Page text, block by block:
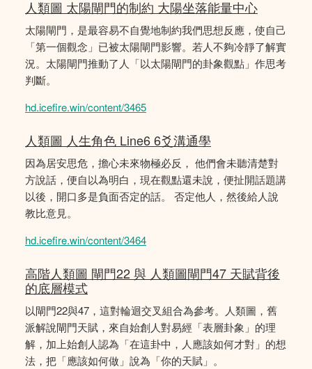
人類圖 太陽閘門的制約 大陽坐落能量中心
太陽閘門，是最容易不自覺地制約我們思想反應，使自己
「第一個觀念」已被太陽閘門影響。若人不夠冷靜了解實
況。太陽閘門推動了人「以太陽閘門的卦象觀點」作思考
判斷。
hd.icefire.win/content/3465
人類圖 人生角色 Line6 6爻溝通學
因為居安思危，擔心未來物極必反， 他們會未聽清楚對
方說話，便自以為明白，現在觀點還未說，便扯開話題講
以後，開口多是負面否定的話。 否定他人，然後給人說
教比意見。
hd.icefire.win/content/3464
高階人類圖 閘門22 與 人類圖閘門47 天賦背後
的底層模式
以閘門22與47，這對輪迴交叉組合為參考。人類圖，舊
派解說閘門天賦，來自始創人對易經「表層卦象」的理
解，加上始創人認為「在這卦中，人應該如何才對」的想
法，把「應該如何做」說為「你的天賦」。